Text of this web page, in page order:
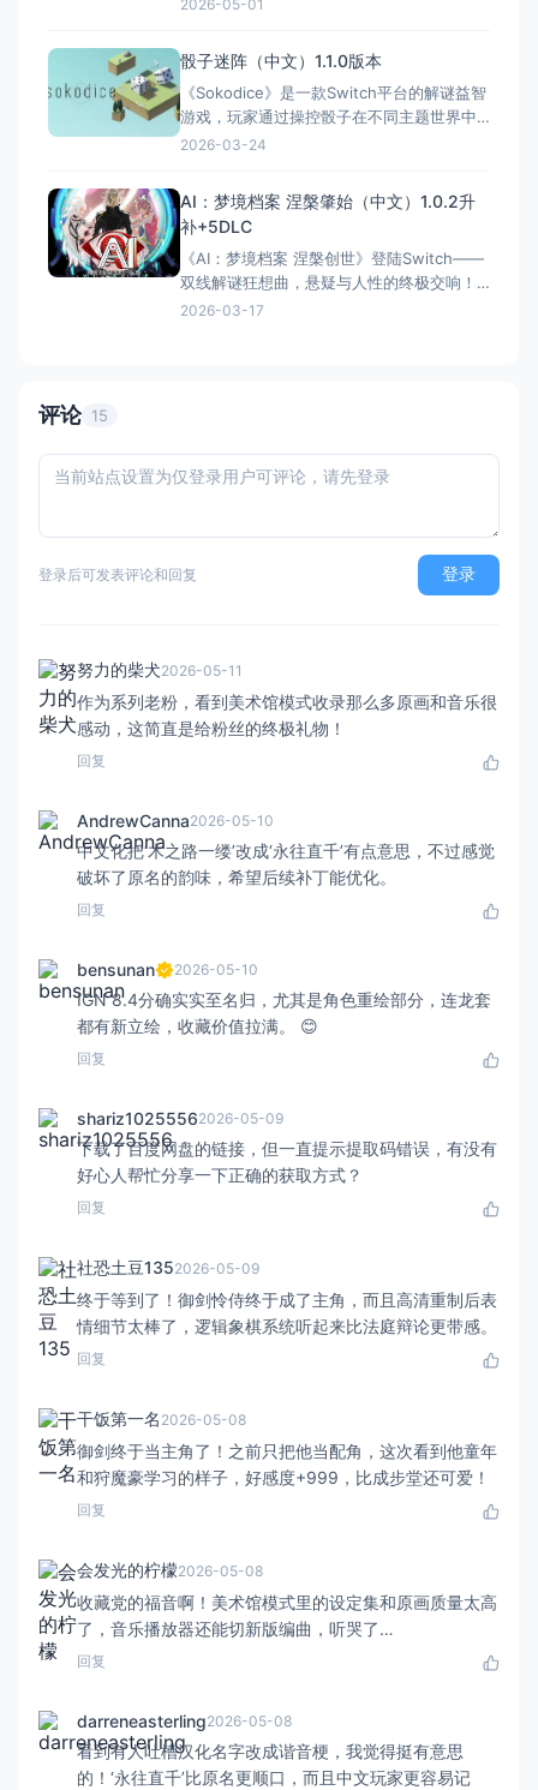
向多结局。Switch版支持触屏操作，便携性
极佳。IGN暂无评分，但Steam平台好评率高
达96%，被誉
2026-05-01
骰子迷阵（中文）1.1.0版本
《Sokodice》是一款Switch平台的解谜益智
游戏，玩家通过操控骰子在不同主题世界中
解谜，凭借直觉和空间思维破解100+关卡。
2026-03-24
AI：梦境档案 涅槃肇始（中文）1.0.2升
补+5DLC
《AI：梦境档案 涅槃创世》登陆Switch——
双线解谜狂想曲，悬疑与人性的终极交响！
（注：官方定名“涅槃创世”，“肇始”为常见误
2026-03-17
评论 15
登录后可发表评论和回复 登录
努力的柴犬2026-05-11
作为系列老粉，看到美术馆模式收录那么多原画和音乐很
感动，这简直是给粉丝的终极礼物！
回复
AndrewCanna2026-05-10
中文化把‘木之路一缕’改成‘永往直千’有点意思，不过感觉
破坏了原名的韵味，希望后续补丁能优化。
回复
bensunan 2026-05-10
IGN 8.4分确实实至名归，尤其是角色重绘部分，连龙套
都有新立绘，收藏价值拉满。 😊
回复
shariz10255562026-05-09
下载了百度网盘的链接，但一直提示提取码错误，有没有
好心人帮忙分享一下正确的获取方式？
回复
社恐土豆1352026-05-09
终于等到了！御剑怜侍终于成了主角，而且高清重制后表
情细节太棒了，逻辑象棋系统听起来比法庭辩论更带感。
回复
干饭第一名 2026-05-08
御剑终于当主角了！之前只把他当配角，这次看到他童年
和狩魔豪学习的样子，好感度+999，比成步堂还可爱！
回复
会发光的柠檬2026-05-08
收藏党的福音啊！美术馆模式里的设定集和原画质量太高
了，音乐播放器还能切新版编曲，听哭了…
回复
darreneasterling2026-05-08
看到有人吐槽汉化名字改成谐音梗，我觉得挺有意思
的！‘永往直千’比原名更顺口，而且中文玩家更容易记